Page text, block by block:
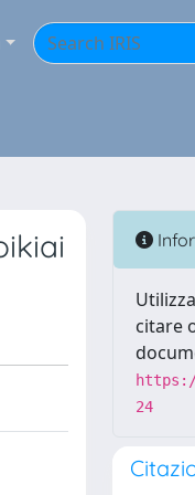
citare
24